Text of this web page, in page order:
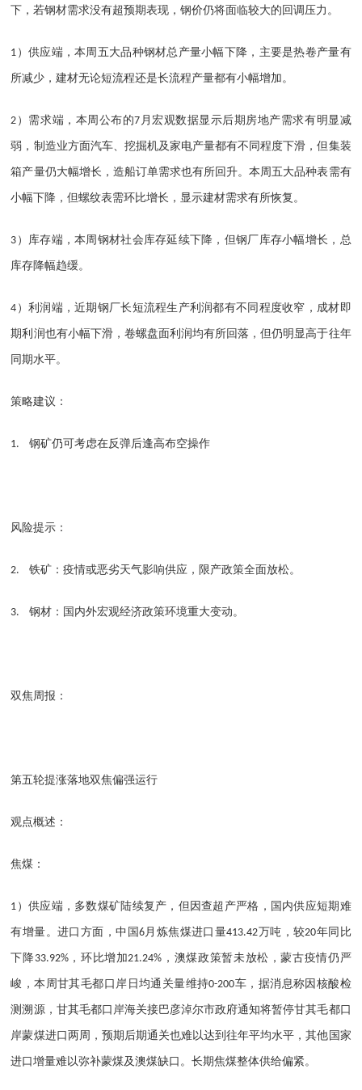
下，若钢材需求没有超预期表现，钢价仍将面临较大的回调压力。
1 ）供应端，本周五大品种钢材总产量小幅下降，主要是热卷产量有
所减少，建材无论短流程还是长流程产量都有小幅增加。
2 ）需求端，本周公布的7 月宏观数据显示后期房地产需求有明显减
弱，制造业方面汽车、挖掘机及家电产量都有不同程度下滑，但集装
箱产量仍大幅增长，造船订单需求也有所回升。本周五大品种表需有
小幅下降，但螺纹表需环比增长，显示建材需求有所恢复。
3 ）库存端，本周钢材社会库存延续下降，但钢厂库存小幅增长，总
库存降幅趋缓。
4 ）利润端，近期钢厂长短流程生产利润都有不同程度收窄，成材即
期利润也有小幅下滑，卷螺盘面利润均有所回落，但仍明显高于往年
同期水平。
策略建议：
1.钢矿仍可考虑在反弹后逢高布空操作
风险提示：
2.铁矿：疫情或恶劣天气影响供应，限产政策全面放松。
3.钢材：国内外宏观经济政策环境重大变动。
双焦周报：
第五轮提涨落地双焦偏强运行
观点概述：
焦煤：
1 ）供应端，多数煤矿陆续复产，但因查超产严格，国内供应短期难
有增量。进口方面，中国 6月炼焦煤进口量413.42万吨，较20年同比
下降33.92%，环比增加21.24% ，澳煤政策暂未放松，蒙古疫情仍严
峻，本周甘其毛都口岸日均通关量维持0-200车，据消息称因核酸检
测溯源，甘其毛都口岸海关接巴彦淖尔市政府通知将暂停甘其毛都口
岸蒙煤进口两周，预期后期通关也难以达到往年平均水平，其他国家
进口增量难以弥补蒙煤及澳煤缺口。长期焦煤整体供给偏紧。